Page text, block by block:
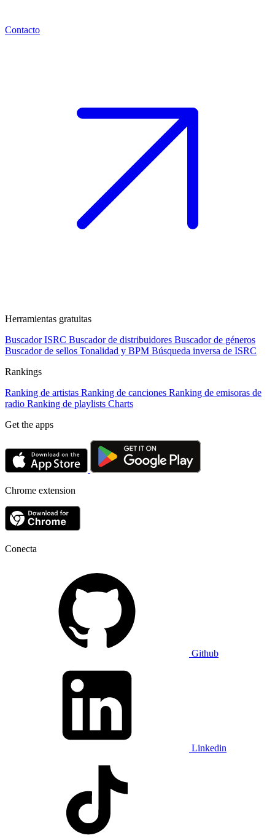
Contacto
Herramientas gratuitas
Buscador ISRC Buscador de distribuidores Buscador de géneros
Buscador de sellos Tonalidad y BPM Búsqueda inversa de ISRC
Rankings
Ranking de artistas Ranking de canciones Ranking de emisoras de
radio Ranking de playlists Charts
Get the apps
Chrome extension
Conecta
Github
Linkedin